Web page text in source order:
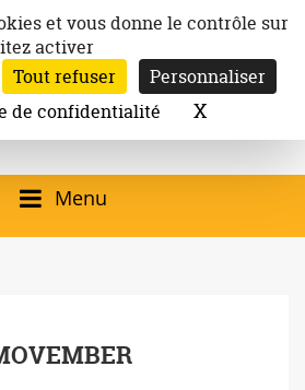
Ville de
Launaguet
Site officiel de la
Mairie de
Launaguet (31140)
qui présente la ville,
programmation
Inscription à la newsletter
Email:
Rechercher
Menu
et vous donne le contrôle sur
activer
Tout refuser
Personnaliser
de confidentialité
XMasquer